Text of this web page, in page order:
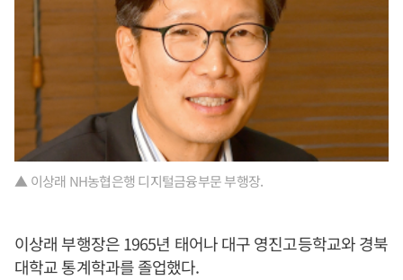
▲ 이상래 NH농협은행 디지털금융부문 부행장.
이상래 부행장은 1965년 태어나 대구 영진고등학교와 경북
대학교 통계학과를 졸업했다.